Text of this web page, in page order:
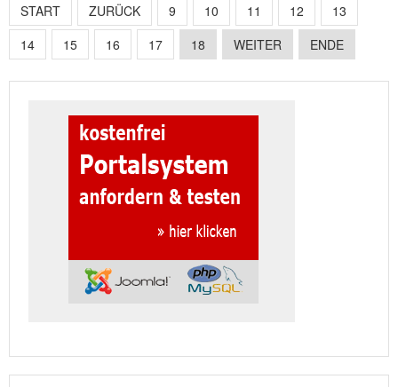
START ZURÜCK 9 10 11 12
13
14
15 16 17 18 WEITER ENDE